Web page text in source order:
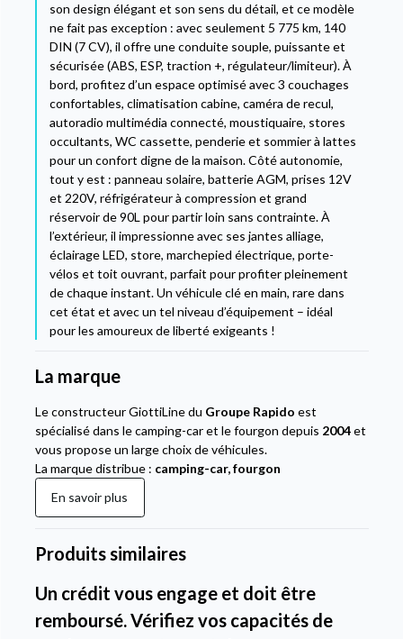
son design élégant et son sens du détail, et ce modèle
ne fait pas exception : avec seulement 5 775 km, 140
DIN (7 CV), il offre une conduite souple, puissante et
sécurisée (ABS, ESP, traction +, régulateur/limiteur). À
bord, profitez d’un espace optimisé avec 3 couchages
confortables, climatisation cabine, caméra de recul,
autoradio multimédia connecté, moustiquaire, stores
occultants, WC cassette, penderie et sommier à lattes
pour un confort digne de la maison. Côté autonomie,
tout y est : panneau solaire, batterie AGM, prises 12V
et 220V, réfrigérateur à compression et grand
réservoir de 90L pour partir loin sans contrainte. À
l’extérieur, il impressionne avec ses jantes alliage,
éclairage LED, store, marchepied électrique, porte-
vélos et toit ouvrant, parfait pour profiter pleinement
de chaque instant. Un véhicule clé en main, rare dans
cet état et avec un tel niveau d’équipement – idéal
pour les amoureux de liberté exigeants !
La marque
Le constructeur GiottiLine du Groupe Rapido est
spécialisé dans le camping-car et le fourgon depuis 2004et
vous propose un large choix de véhicules.
La marque distribue : camping-car, fourgon
En savoir plus
Produits similaires
Un crédit vous engage et doit être
remboursé. Vérifiez vos capacités de